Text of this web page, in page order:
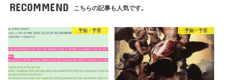
RECOMMEND こちらの記事も人気です。
予知・予言 予知・予言